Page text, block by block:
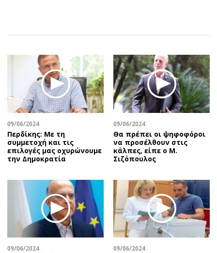
Ελλάδα
Κληρώσεις Allwyn
Οικονομική
Οικονομία
Real Estate
Επιχειρήσεις
Αγορές
Money Review
AstroBank Properties
Trends
Ενέργεια
Ναυτιλία
Περιβάλλον
Ελλάδα
Κόσμος
Κινητά-tablets
Αυτοκίνηση
Αφιερώματα
Πολιτική
Οικονομία
Γενικά
Αναδρομές
Πρόσωπα
Περιβάλλον
Good Life
Γυναίκα
Showbiz
Ταξίδια
Συνταγές
Έξοδος
09/06/2024
Περδίκης: Με τη
συμμετοχή και τις
επιλογές μας οχυρώνουμε
την Δημοκρατία
09/06/2024
Θα πρέπει οι ψηφοφόροι
να προσέλθουν στις
κάλπες, είπε ο Μ.
Σιζόπουλος
09/06/2024 09/06/2024